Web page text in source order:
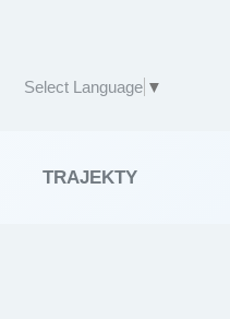
TRAJEKTY
Select Language ▼